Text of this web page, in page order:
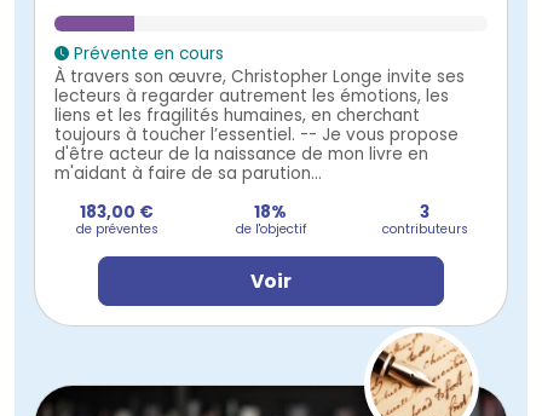
Prévente en cours
À travers son œuvre, Christopher Longe invite ses
lecteurs à regarder autrement les émotions, les
liens et les fragilités humaines, en cherchant
toujours à toucher l’essentiel. -- Je vous propose
d'être acteur de la naissance de mon livre en
m'aidant à faire de sa parution...
183,00 €
de préventes
18%
de l'objectif
3
contributeurs
Voir